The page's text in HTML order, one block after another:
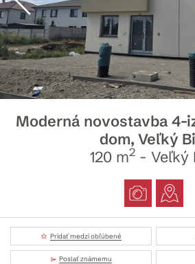
Moderná novostavba 4-
dom, Veľký
120 m2- Veľký
Pridať medzi obľúbené
Poslať známemu